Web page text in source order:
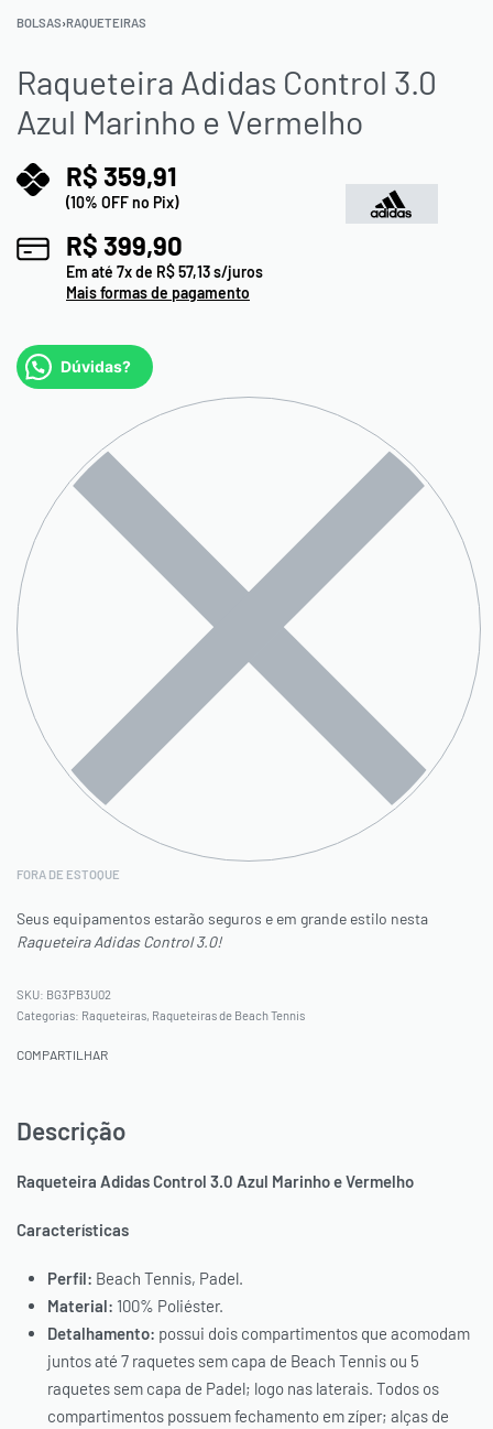
BOLSAS›RAQUETEIRAS
Raqueteira Adidas Control 3.0
Azul Marinho e Vermelho
R$ 359,91
(10% OFF no Pix)
R$ 399,90
Em até 7x de R$57,13s/juros
Mais formas de pagamento
Dúvidas?
FORA DE ESTOQUE
Seus equipamentos estarão seguros e em grande estilo nesta
Raqueteira Adidas Control 3.0!
BG3PB3U02
Categorias: Raqueteiras, Raqueteiras de Beach Tennis
COMPARTILHAR
Descrição
Raqueteira Adidas Control 3.0 Azul Marinho e Vermelho
Características
Perfil: Beach Tennis, Padel.
Material: 100% Poliéster.
Detalhamento: possui dois compartimentos que acomodam
juntos até 7 raquetes sem capa de Beach Tennis ou 5
raquetes sem capa de Padel; logo nas laterais. Todos os
compartimentos possuem fechamento em zíper; alças de